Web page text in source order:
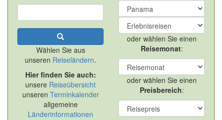
Wählen Sie aus
unseren Reiseländern.
Hier finden Sie auch:
unsere Reiseübersicht
unseren Terminkalender
allgemeine
Länderinformationen
oder wählen Sie einen
Reisemonat:
oder wählen Sie einen
Preisbereich: